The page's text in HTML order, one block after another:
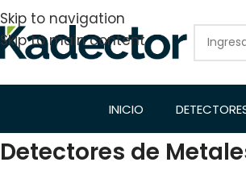
Skip to navigation
Skip to main content
INICIO
Detectores de